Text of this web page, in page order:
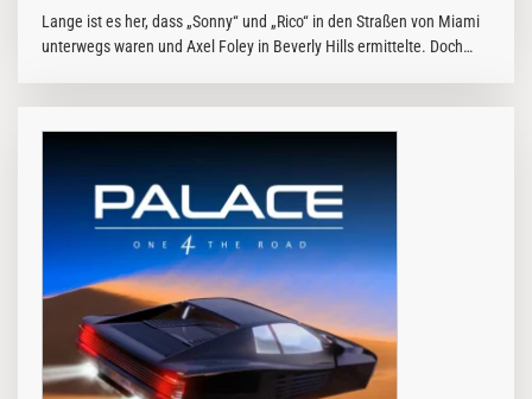
Lange ist es her, dass „Sonny“ und „Rico“ in den Straßen von Miami
unterwegs waren und Axel Foley in Beverly Hills ermittelte. Doch